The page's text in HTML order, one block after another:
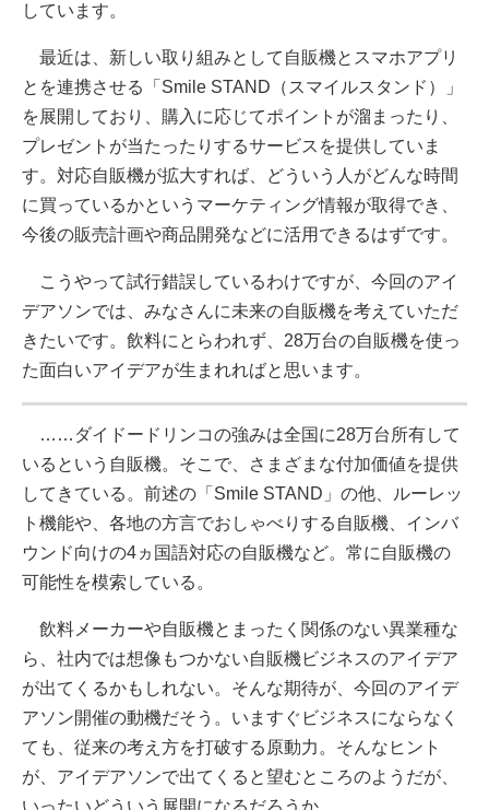
しています。
最近は、新しい取り組みとして自販機とスマホアプリ
とを連携させる「Smile STAND（スマイルスタンド）」
を展開しており、購入に応じてポイントが溜まったり、
プレゼントが当たったりするサービスを提供していま
す。対応自販機が拡大すれば、どういう人がどんな時間
に買っているかというマーケティング情報が取得でき、
今後の販売計画や商品開発などに活用できるはずです。
こうやって試行錯誤しているわけですが、今回のアイ
デアソンでは、みなさんに未来の自販機を考えていただ
きたいです。飲料にとらわれず、28万台の自販機を使っ
た面白いアイデアが生まれればと思います。
……ダイドードリンコの強みは全国に28万台所有して
いるという自販機。そこで、さまざまな付加価値を提供
してきている。前述の「Smile STAND」の他、ルーレッ
ト機能や、各地の方言でおしゃべりする自販機、インバ
ウンド向けの4ヵ国語対応の自販機など。常に自販機の
可能性を模索している。
飲料メーカーや自販機とまったく関係のない異業種な
ら、社内では想像もつかない自販機ビジネスのアイデア
が出てくるかもしれない。そんな期待が、今回のアイデ
アソン開催の動機だそう。いますぐビジネスにならなく
ても、従来の考え方を打破する原動力。そんなヒント
が、アイデアソンで出てくると望むところのようだが、
いったいどういう展開になるだろうか。